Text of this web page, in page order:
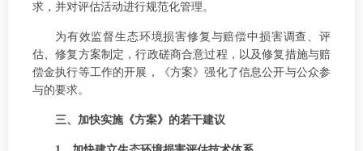
求，并对评估活动进行规范化管理。
为有效监督生态环境损害修复与赔偿中损害调查、评
估、修复方案制定，行政磋商合意过程，以及修复措施与赔
偿金执行等工作的开展，《方案》强化了信息公开与公众参
与的要求。
三、加快实施《方案》的若干建议